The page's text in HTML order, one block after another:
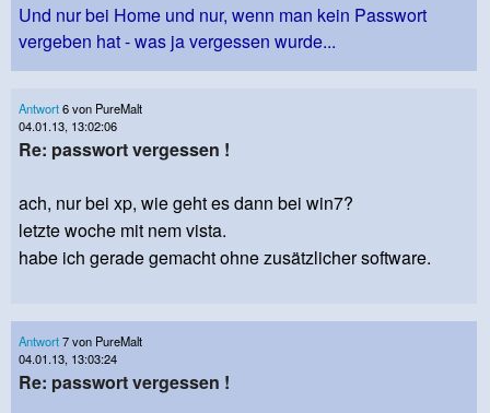
Und nur bei Home und nur, wenn man kein Passwort
vergeben hat - was ja vergessen wurde...
Antwort6 von PureMalt
04.01.13, 13:02:06
Re: passwort vergessen !
ach, nur bei xp, wie geht es dann bei win7?
letzte woche mit nem vista.
habe ich gerade gemacht ohne zusätzlicher software.
Antwort7 von PureMalt
04.01.13, 13:03:24
Re: passwort vergessen !